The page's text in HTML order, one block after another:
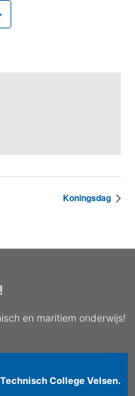
Koningsdag
en maritiem onderwijs!
College Velsen.